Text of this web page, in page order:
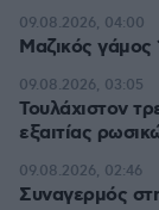
Μαζικός γάμος
09.08.2026, 04:00
Τουλάχιστον
εξαιτίας
09.08.2026, 03:05
Συναγερμός
09.08.2026, 02:46